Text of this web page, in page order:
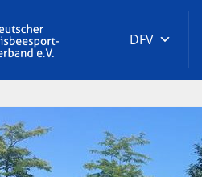
Verband
DFV